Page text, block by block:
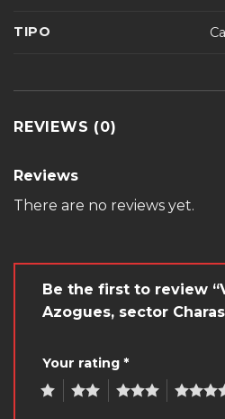
TIPO
REVIEWS (0)
Reviews
There are no reviews yet.
Be the first to review
Azogues, sector
Your rating *
4